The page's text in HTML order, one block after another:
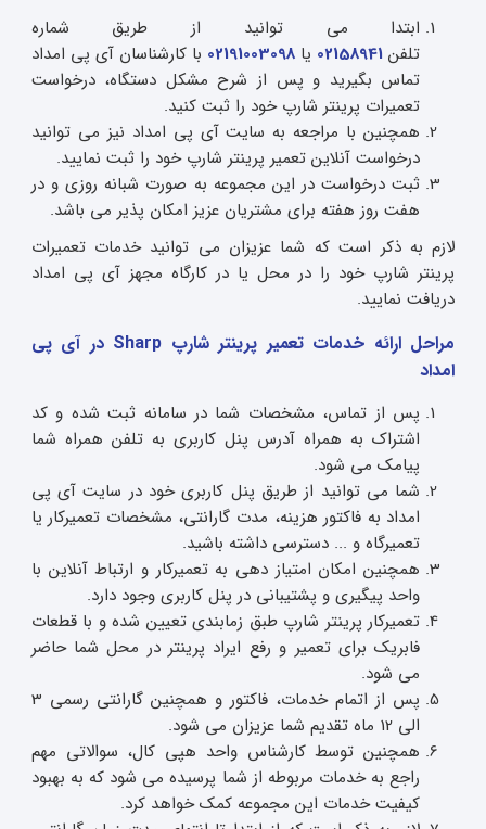
ابتدا می توانید از طریق شماره
تلفن 02158941 یا 02191003098 با کارشناسان آی پی امداد
تماس بگیرید و پس از شرح مشکل دستگاه، درخواست
تعمیرات پرینتر شارپ خود را ثبت کنید.
همچنین با مراجعه به سایت آی پی امداد نیز می توانید
درخواست آنلاین تعمیر پرینتر شارپ خود را ثبت نمایید.
ثبت درخواست در این مجموعه به صورت شبانه روزی و در
هفت روز هفته برای مشتریان عزیز امکان پذیر می باشد.
لازم به ذکر است که شما عزیزان می توانید خدمات تعمیرات
پرینتر شارپ خود را در محل یا در کارگاه مجهز آی پی امداد
دریافت نمایید.
مراحل ارائه خدمات تعمیر پرینتر شارپ Sharp در آی پی
امداد
پس از تماس، مشخصات شما در سامانه ثبت شده و کد
اشتراک به همراه آدرس پنل کاربری به تلفن همراه شما
پیامک می شود.
شما می توانید از طریق پنل کاربری خود در سایت آی پی
امداد به فاکتور هزینه، مدت گارانتی، مشخصات تعمیرکار یا
تعمیرگاه و ... دسترسی داشته باشید.
همچنین امکان امتیاز دهی به تعمیرکار و ارتباط آنلاین با
واحد پیگیری و پشتیبانی در پنل کاربری وجود دارد.
تعمیرکار پرینتر شارپ طبق زمابندی تعیین شده و با قطعات
فابریک برای تعمیر و رفع ایراد پرینتر در محل شما حاضر
می شود.
پس از اتمام خدمات، فاکتور و همچنین گارانتی رسمی 3
الی 12 ماه تقدیم شما عزیزان می شود.
همچنین توسط کارشناس واحد هپی کال، سوالاتی مهم
راجع به خدمات مربوطه از شما پرسیده می شود که به بهبود
کیفیت خدمات این مجموعه کمک خواهد کرد.